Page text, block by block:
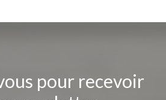
pour recevoir